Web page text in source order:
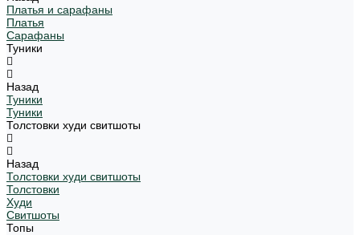
Платья и сарафаны
Платья
Сарафаны
Туники
Назад
Туники
Туники
Толстовки худи свитшоты
Назад
Толстовки худи свитшоты
Толстовки
Худи
Свитшоты
Топы